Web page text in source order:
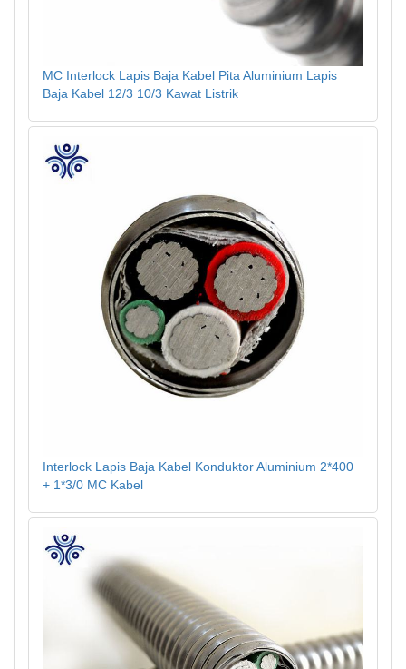
MC Interlock Lapis Baja Kabel Pita Aluminium Lapis
Baja Kabel 12/3 10/3 Kawat Listrik
Interlock Lapis Baja Kabel Konduktor Aluminium 2*400
+ 1*3/0 MC Kabel